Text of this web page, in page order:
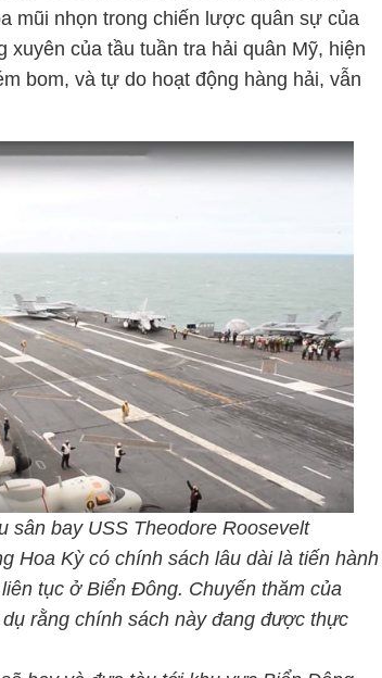
mũi nhọn trong chiến lược quân sự của
của tầu tuần tra hải quân Mỹ, hiện
bom, và tự do hoạt động hàng hải, vẫn
sân bay USS Theodore Roosevelt
Hoa Kỳ có chính sách lâu dài là tiến hành
tục ở Biển Đông. Chuyến thăm của
rằng chính sách này đang được thực